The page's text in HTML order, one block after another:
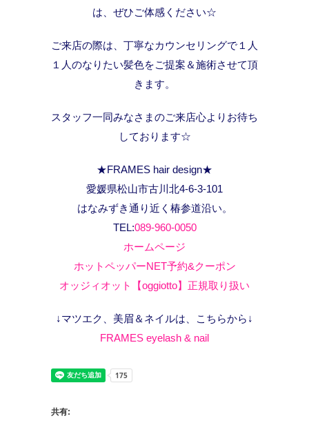
は、ぜひご体感ください☆
ご来店の際は、丁寧なカウンセリングで１人
１人のなりたい髪色をご提案＆施術させて頂
きます。
スタッフ一同みなさまのご来店心よりお待ち
しております☆
★FRAMES hair design★
愛媛県松山市古川北4-6-3-101
はなみずき通り近く椿参道沿い。
TEL:089-960-0050
ホームページ
ホットペッパーNET予約&クーポン
オッジィオット【oggiotto】正規取り扱い
↓マツエク、美眉＆ネイルは、こちらから↓
FRAMES eyelash & nail
共有: